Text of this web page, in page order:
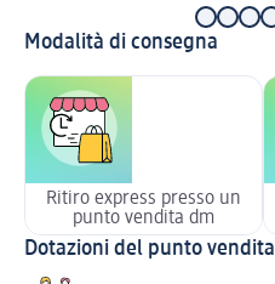
Modalità di consegna
Ritiro express presso un
punto vendita dm
Dotazioni del punto vendita